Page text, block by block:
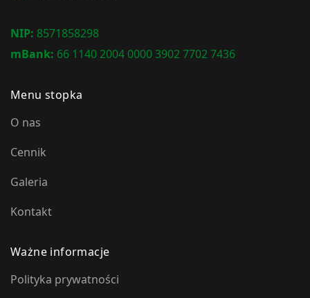
NIP: 8571858298
mBank: 66 1140 2004 0000 3902 7702 7436
Menu stopka
O nas
Cennik
Galeria
Kontakt
Ważne informacje
Polityka prywatności